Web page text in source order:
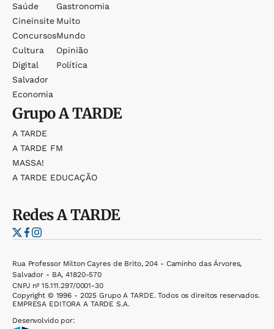
Saúde
Cineinsite
Concursos
Cultura
Digital
Salvador
Economia
Gastronomia
Muito
Mundo
Opinião
Política
GrupoA TARDE
A TARDE
A TARDE FM
MASSA!
A TARDE EDUCAÇÃO
RedesA TARDE
Rua Professor Milton Cayres de Brito, 204 - Caminho das Árvores,
Salvador - BA, 41820-570
CNPJ nº 15.111.297/0001-30
Copyright © 1996 - 2025 Grupo A TARDE. Todos os direitos reservados.
EMPRESA EDITORA A TARDE S.A.
Desenvolvido por: